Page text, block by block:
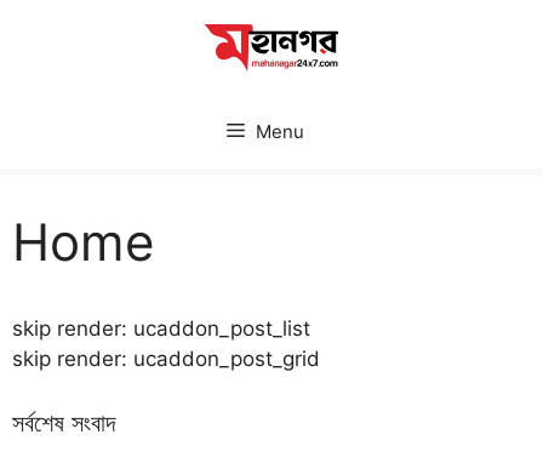
Menu
Home
skip render: ucaddon_post_list
skip render: ucaddon_post_grid
সর্বশেষ সংবাদ